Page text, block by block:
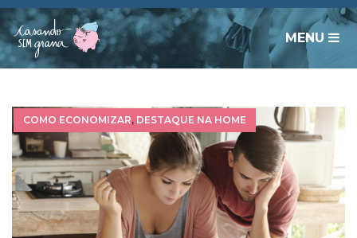
MENU
COMO ECONOMIZAR, DESTAQUE NA HOME